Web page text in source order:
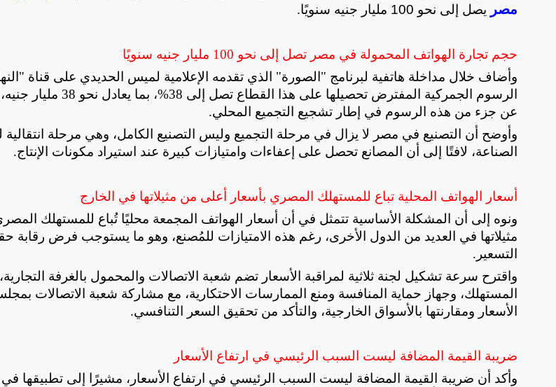
مصر يصل إلى نحو 100 مليار جنيه سنويًا .
حجم تجارة الهواتف المحمولة في مصر تصل إلى نحو 100 مليار جنيه سنويًا
وأضاف خلال مداخلة هاتفية لبرنامج "الصورة" الذي تقدمه الإعلامية لميس الحديدي على قناة
الرسوم الجمركية المفترض تحصيلها على
عن جزء من هذه الرسوم في إطار تشجيع التجميع المحلي.
وأوضح أن التصنيع في مصر لا يزال في مرحلة التجميع وليس التصنيع الكامل، وهي مرحلة
الصناعة، لافتًا إلى أن المصانع تحصل على إعفاءات وامتيازات كبيرة عند استيراد مكونات الإنتاج.
أسعار الهواتف المحلية تباع للمستهلك المصري بأسعار أعلى من مثيلاتها في الخارج
ونوه إلى أن المشكلة الأساسية تتمثل في أن أسعار الهواتف المجمعة محليًا تُباع للمستهلك
مثيلاتها في العديد من الدول الأخرى، رغم هذه الامتيازات للمُصنع، وهو ما يستوجب فرض رقابة
التسعير .
واقترح سرعة تشكيل لجنة ثلاثية لمراقبة الأسعار تضم شعبة الاتصالات والمحمول بالغرفة
المستهلك، وجهاز حماية المنافسة ومنع الممارسات الاحتكارية، مع مشاركة شعبة الاتصالات
الأسعار ومقارنتها بالأسواق الخارجية، والتأكد من تحقيق السعر التنافسي.
ضريبة القيمة المضافة ليست السبب الرئيسي في ارتفاع الأسعار
وأكد أن ضريبة القيمة المضافة ليست السبب الرئيسي في ارتفاع الأسعار، مشيرًا إلى تطبيقها